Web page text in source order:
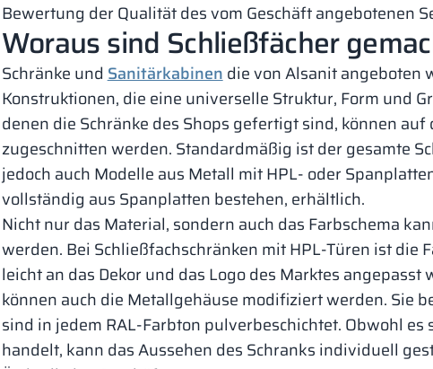
Bewertung der Qualität des vom Geschäft angebotenen
Woraus sind Schließfächer
Schränke undSanitärkabinendie von Alsanit angeboten
Konstruktionen, die eine universelle Struktur, Form und
denen die Schränke des Shops gefertigt sind, können
zugeschnitten werden. Standardmäßig ist der gesamte
jedoch auch Modelle aus Metall mit HPL- oder
vollständig aus Spanplatten bestehen, erhältlich.
Nicht nur das Material, sondern auch das Farbschema
werden. Bei Schließfachschränken mit HPL-Türen ist die
leicht an das Dekor und das Logo des Marktes
können auch die Metallgehäuse modifiziert werden. Sie
sind in jedem RAL-Farbton pulverbeschichtet. Obwohl
handelt, kann das Aussehen des Schranks individuell